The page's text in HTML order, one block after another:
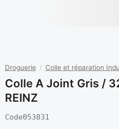
Droguerie / Colle et réparation
Colle A Joint Gris /
REINZ
Code053831